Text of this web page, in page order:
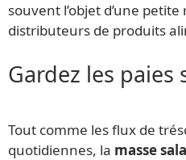
souvent l’objet d’une
distributeurs de produits
Gardez les paies
Tout comme les flux de
quotidiennes, la masse